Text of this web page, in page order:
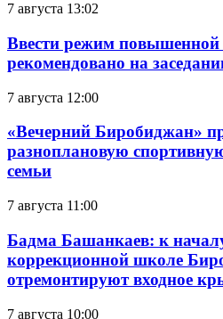
7 августа 13:02
Ввести режим повышенной
рекомендовано на
7 августа 12:00
«Вечерний Биробиджан»
разноплановую
семьи
7 августа 11:00
Бадма Башанкаев: к
коррекционной школе
отремонтируют входное
7 августа 10:00